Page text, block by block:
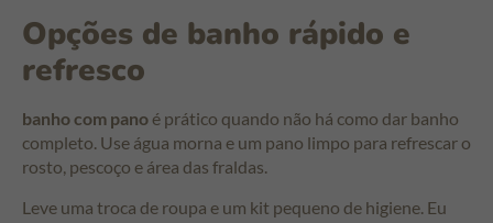
Opções de banho rápido e
refresco
banho com pano é prático quando não há como dar banho
completo. Use água morna e um pano limpo para refrescar o
rosto, pescoço e área das fraldas.
Leve uma troca de roupa e um kit pequeno de higiene. Eu